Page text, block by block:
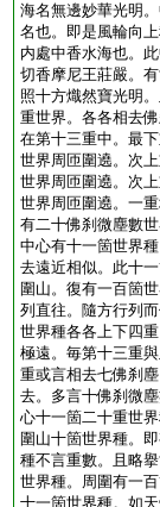
海名無邊妙華光明
名也。即是風輪向
内處中香水海也。
切香摩尼王莊嚴。
照十方熾然寶光明
重世界。各各相去
在第十三重中。最
世界周匝圍遶。次
世界周匝圍遶。次
世界周匝圍遶。一
有二十佛刹微塵數
中心有十一箇世界
去遠近相似。此十
圍山。復有一百箇
列直往。隨方行列
世界種各各上下四
極遠。毎第十三重
重或言相去七佛刹
去。多言十佛刹微
心十一箇二十重世
圍山十箇世界種。
種不言重數。且略
世界種。周圍有一
十一箇世界種。如